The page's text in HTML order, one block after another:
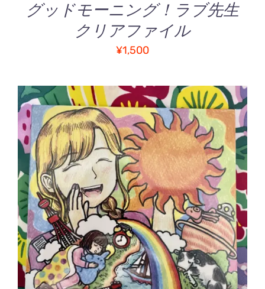
グッドモーニング！ラブ先生
クリアファイル
¥1,500
お買い物カゴに追加
/
詳細